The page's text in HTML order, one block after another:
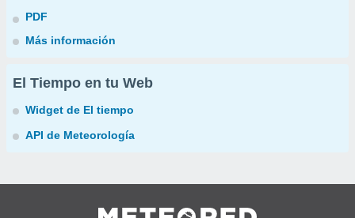
PDF
Más información
El Tiempo en tu Web
Widget de El tiempo
API de Meteorología